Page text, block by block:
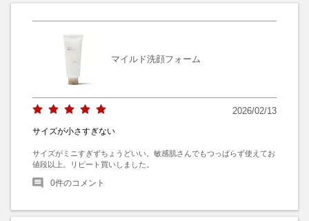
マイルド洗顔フォーム
2026/02/13
サイズが小さすぎない
サイズがミニすぎずちょうどいい。敏感肌さんでもつっぱらず使えてお
値段以上。リピート買いしました。
0件のコメント